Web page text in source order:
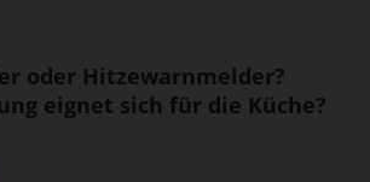
oder Hitzewarnmelder?
eignet sich für die Küche?